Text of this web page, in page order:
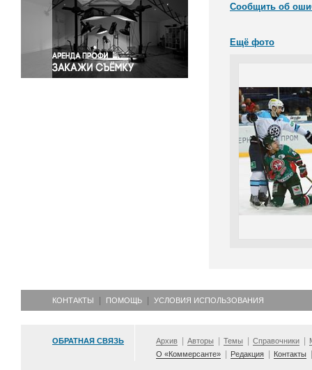
Спорт
Экология
Экономика и бизнес
Сообщить об
Ещё фото
КОНТАКТЫ ПОМОЩЬ УСЛОВИЯ ИСПОЛЬЗОВАНИЯ
ОБРАТНАЯ СВЯЗЬ Архив Авторы Темы Справочники
О «Коммерсанте»
Редакция Контакты